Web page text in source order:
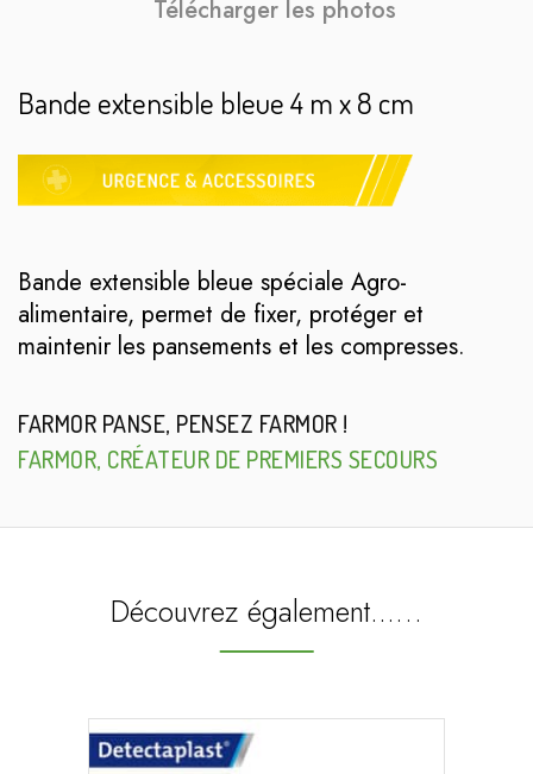
Télécharger les photos
Bande extensible bleue 4 m x 8 cm
Bande extensible bleue spéciale Agro-
alimentaire, permet de fixer, protéger et
maintenir les pansements et les compresses.
FARMOR PANSE, PENSEZ FARMOR !
FARMOR, CRÉATEUR DE PREMIERS SECOURS
Découvrez également...…